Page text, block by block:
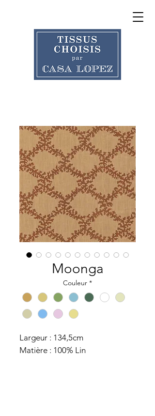
Moonga
Couleur *
Largeur : 134,5cm
Matière : 100% Lin